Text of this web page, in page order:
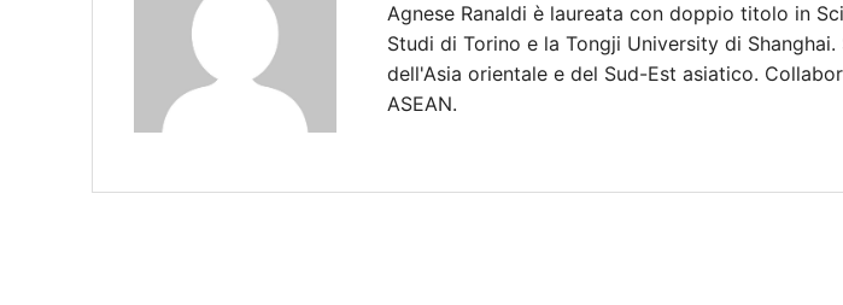
Agnese Ranaldi è laureata con doppio titolo in
Studi di Torino e la Tongji University di
dell'Asia orientale e del Sud-Est asiatico.
ASEAN.